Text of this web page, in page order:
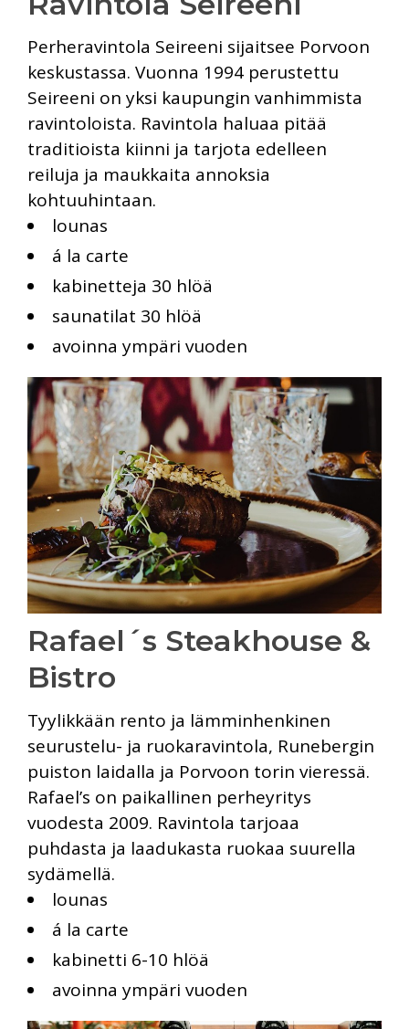
Perheravintola Seireeni sijaitsee Porvoon
keskustassa. Vuonna 1994 perustettu
Seireeni on yksi kaupungin vanhimmista
ravintoloista. Ravintola haluaa pitää
traditioista kiinni ja tarjota edelleen
reiluja ja maukkaita annoksia
kohtuuhintaan.
lounas
á la carte
kabinetteja 30 hlöä
saunatilat 30 hlöä
avoinna ympäri vuoden
Rafael´s Steakhouse &
Bistro
Tyylikkään rento ja lämminhenkinen
seurustelu- ja ruokaravintola, Runebergin
puiston laidalla ja Porvoon torin vieressä.
Rafael’s on paikallinen perheyritys
vuodesta 2009. Ravintola tarjoaa
puhdasta ja laadukasta ruokaa suurella
sydämellä.
lounas
á la carte
kabinetti 6-10 hlöä
avoinna ympäri vuoden